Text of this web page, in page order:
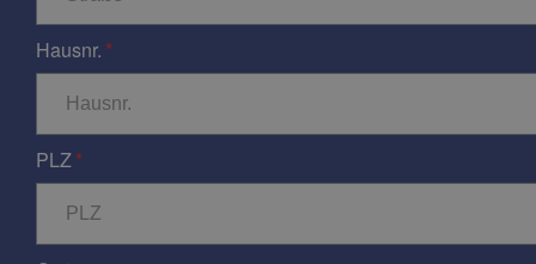
Hausnr.
PLZ